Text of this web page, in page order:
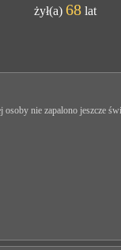
żył(a) 68 lat
osoby nie zapalono jeszcze